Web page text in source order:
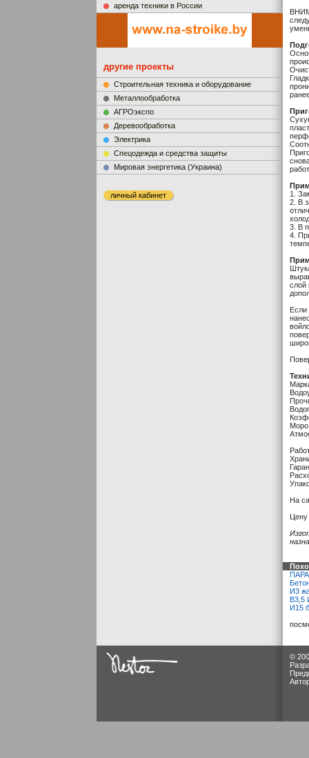
аренда техники в России
другие проекты
Строительная техника и оборудование
Металлообработка
АГРОэкспо
Деревообработка
Электрика
Cпецодежда и средства защиты
Мировая энергетика (Украина)
личный кабинет
1.
2. В
3. В
4.
слой
Если
На
Цену
И3
B3,5
И15
©